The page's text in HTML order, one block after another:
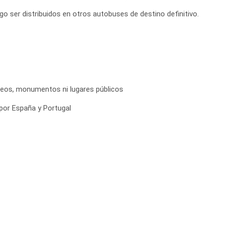
ser distribuidos en otros autobuses de destino definitivo.
monumentos ni lugares públicos
España y Portugal